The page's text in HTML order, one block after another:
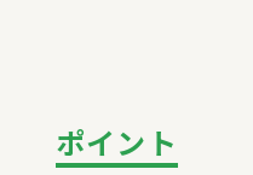
ポイント